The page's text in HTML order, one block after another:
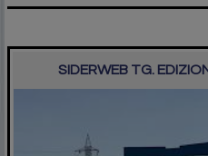
SIDERWEB TG.